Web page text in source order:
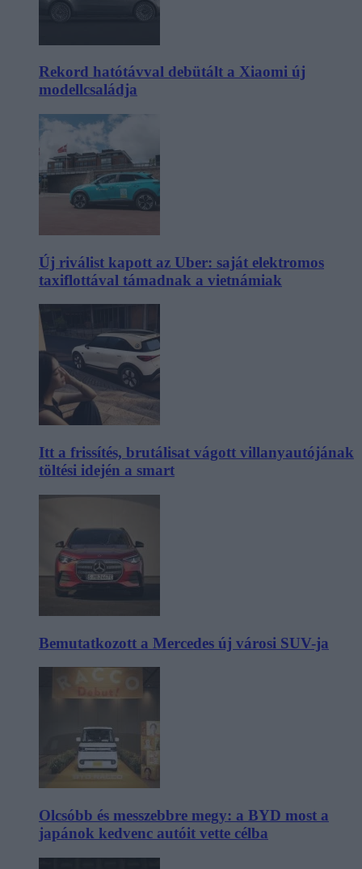
Rekord hatótávval debütált a Xiaomi új
modellcsaládja
Új riválist kapott az Uber: saját elektromos
taxiflottával támadnak a vietnámiak
Itt a frissítés, brutálisat vágott villanyautójának
töltési idején a smart
Bemutatkozott a Mercedes új városi SUV-ja
Olcsóbb és messzebbre megy: a BYD most a
japánok kedvenc autóit vette célba